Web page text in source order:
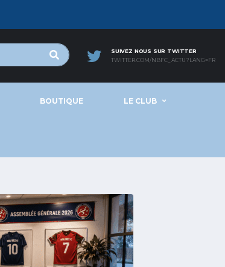
SUIVEZ NOUS SUR TWITTER
TWITTER.COM/NBFC_ACTU?LANG=FR
BOUTIQUE LE CLUB